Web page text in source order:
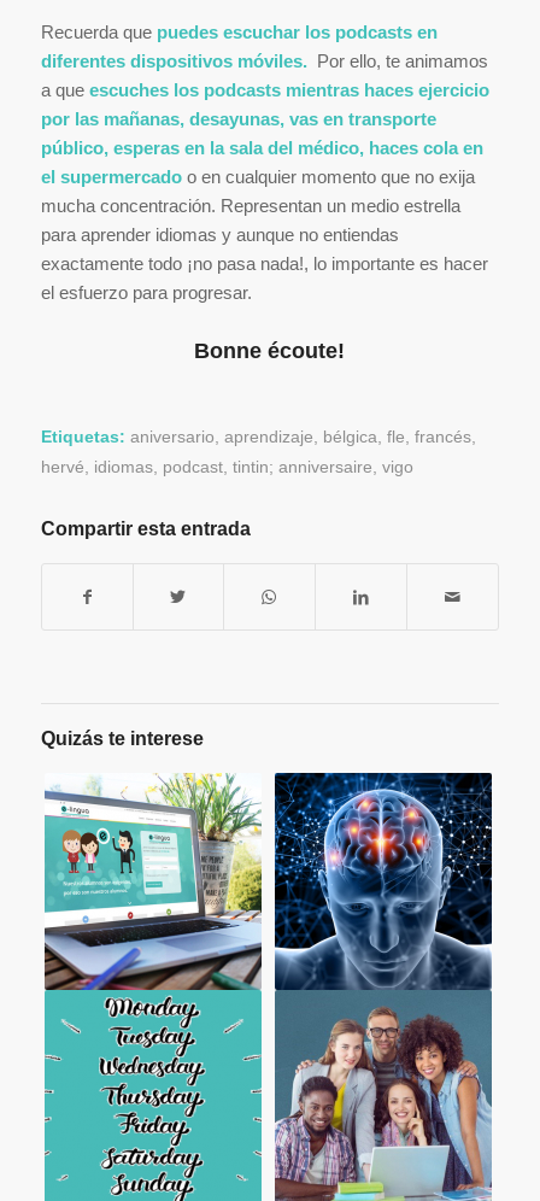
Recuerda que puedes escuchar los podcasts en
diferentes dispositivos móviles. Por ello, te animamos
a que escuches los podcasts mientras haces ejercicio
por las mañanas, desayunas, vas en transporte
público, esperas en la sala del médico, haces cola en
el supermercado o en cualquier momento que no exija
mucha concentración. Representan un medio estrella
para aprender idiomas y aunque no entiendas
exactamente todo ¡no pasa nada!, lo importante es hacer
el esfuerzo para progresar.
Bonne écoute!
Etiquetas: aniversario, aprendizaje, bélgica, fle, francés,
hervé, idiomas, podcast, tintin; anniversaire, vigo
Compartir esta entrada
Quizás te interese